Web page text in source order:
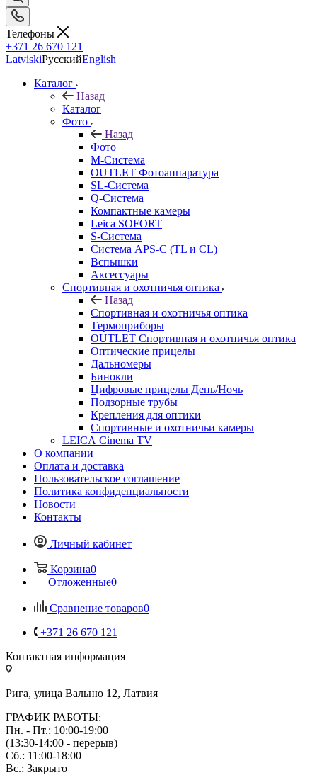
Телефоны
+371 26 670 121
LatviskiРусскийEnglish
Каталог
Назад
Каталог
Фото
Назад
Фото
M-Система
OUTLET Фотоаппаратура
SL-Система
Q-Cистема
Компактные камеры
Leica SOFORT
S-Система
Система APS-C (TL и CL)
Вспышки
Аксессуары
Спортивная и охотничья оптика
Назад
Спортивная и охотничья оптика
Tермоприборы
OUTLET Спортивная и охотничья оптика
Оптические прицелы
Дальномеры
Бинокли
Цифровые прицелы День/Ночь
Подзорные трубы
Крепления для оптики
Спортивные и охотничьи камеры
LEICA Cinema TV
О компании
Оплата и доставка
Пользовательское соглашение
Политика конфиденциальности
Новости
Контакты
Личный кабинет
Корзина0
Отложенные0
Сравнение товаров0
+371 26 670 121
Контактная информация
Рига, улица Вальню 12, Латвия
ГРАФИК РАБОТЫ:
Пн. - Пт.: 10:00-19:00
(13:30-14:00 - перерыв)
Сб.: 11:00-18:00
Вс.: Закрыто